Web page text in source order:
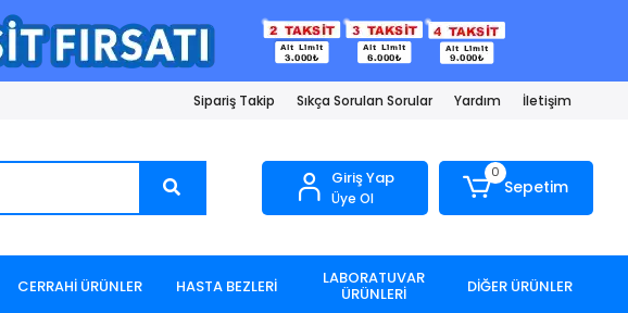
Sipariş Takip Sıkça Sorulan Sorular Yardım İletişim
Giriş Yap
Üye Ol
0
Sepetim
CERRAHİ ÜRÜNLER HASTA BEZLERİ LABORATUVAR
ÜRÜNLERİ DİĞER ÜRÜNLER